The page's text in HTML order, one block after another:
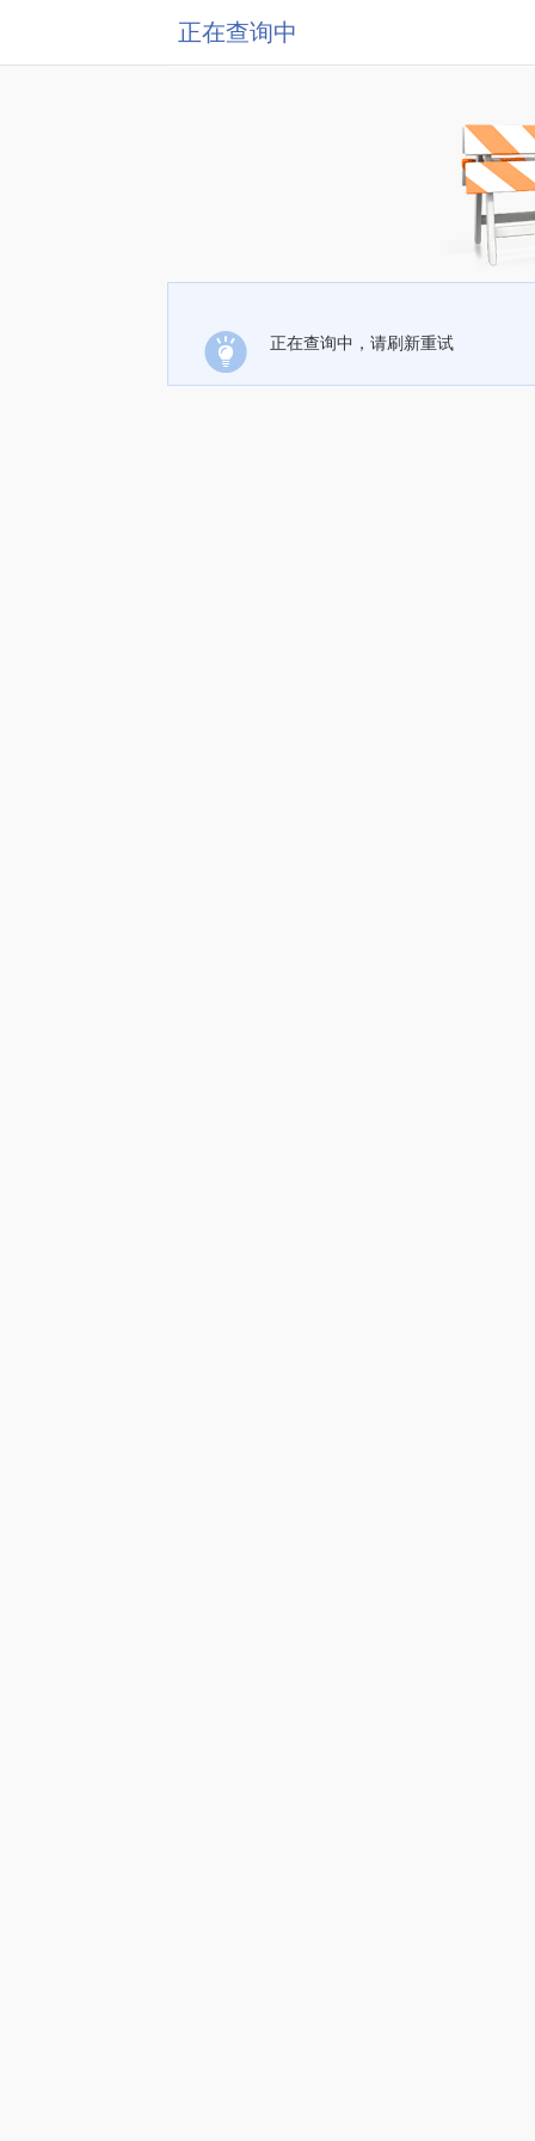
正在查询中
正在查询中，请刷新重试